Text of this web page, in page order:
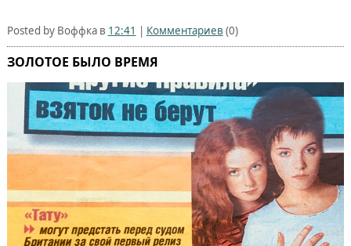
Posted by Воффка в 12:41 | Комментариев (0)
ЗОЛОТОЕ БЫЛО ВРЕМЯ